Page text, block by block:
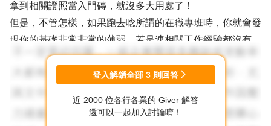
拿到相關證照當入門磚，就沒多大用處了！
但是，不管怎樣，如果跑去唸所謂的在職專班時，你就會發
現你的基礎非常非常的薄弱，若是連相關工作經驗都沒有，
完全0基礎的狀況下，搞不定你還是要想辦法會人家已經在
否則，到了碩班課堂，你會發現，老師同學都當你已經知道
的狀況下，你根本連同學的報告都聽不懂，更別說要想辦法
登入解鎖全部 3 則回答
近 2000 位各行各業的 Giver 解答
還可以一起加入討論唷！